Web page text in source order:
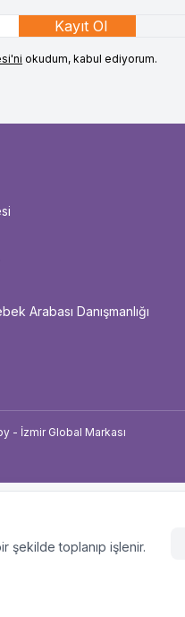
Kayıt Ol
okudum, kabul ediyorum.
Arabası Danışmanlığı
şekilde toplanıp işlenir.